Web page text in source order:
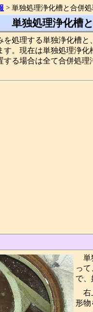
> 単独処理浄化槽と合併
単独処理浄化槽
を処理する単独浄化槽
す。現在は単独処理浄
る場合は全て合併処理
単
って
で、
右
形物